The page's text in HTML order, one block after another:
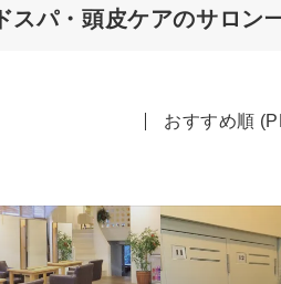
スパ・頭皮ケアのサロン
おすすめ順